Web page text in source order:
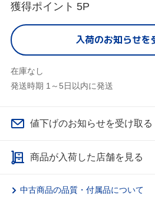
獲得ポイント 5P
入荷のお知らせを
在庫なし
発送時期 1～5日以内に発送
値下げのお知らせを受け取る
商品が入荷した店舗を見る
中古商品の品質・付属品について